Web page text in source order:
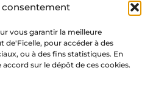
consentement
vous garantir la meilleure
de'Ficelle, pour accéder à des
ou à des fins statistiques. En
sur le dépôt de ces cookies.